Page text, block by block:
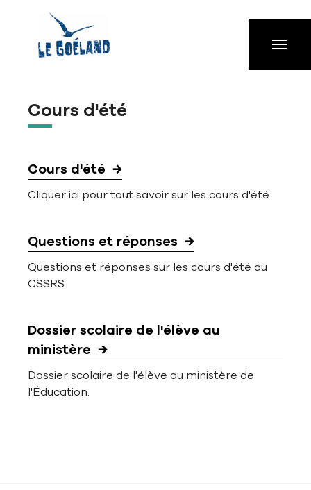
Cours d'été
Cours d'été
Cliquer ici pour tout savoir sur les cours d'été.
Questions et réponses
Questions et réponses sur les cours d'été au
CSSRS.
Dossier scolaire de l'élève au
ministère
Dossier scolaire de l'élève au ministère de
l'Éducation.